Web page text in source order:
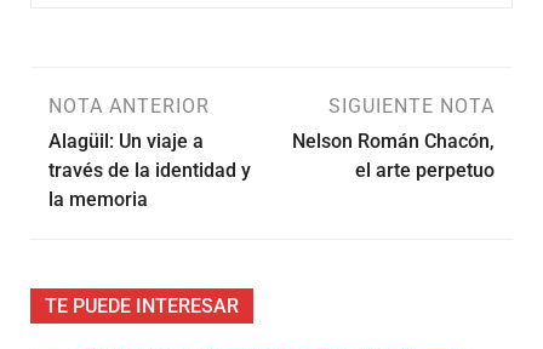
NOTA ANTERIOR
Alagüil: Un viaje a
través de la identidad y
la memoria
SIGUIENTE NOTA
Nelson Román Chacón,
el arte perpetuo
TE PUEDE INTERESAR